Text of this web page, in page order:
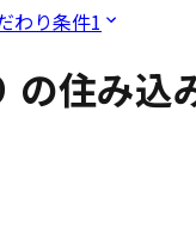
わり条件1
の住み込